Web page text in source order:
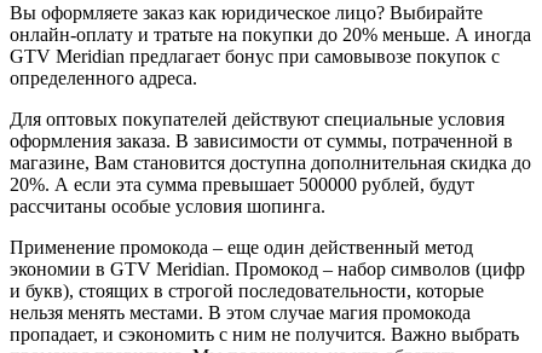
Вы оформляете заказ как юридическое лицо? Выбирайте
онлайн-оплату и тратьте на покупки до 20% меньше. А иногда
GTV Meridian предлагает бонус при самовывозе покупок с
определенного адреса.
Для оптовых покупателей действуют специальные условия
оформления заказа. В зависимости от суммы, потраченной в
магазине, Вам становится доступна дополнительная скидка до
20%. А если эта сумма превышает 500000 рублей, будут
рассчитаны особые условия шопинга.
Применение промокода – еще один действенный метод
экономии в GTV Meridian. Промокод – набор символов (цифр
и букв), стоящих в строгой последовательности, которые
нельзя менять местами. В этом случае магия промокода
пропадает, и сэкономить с ним не получится. Важно выбрать